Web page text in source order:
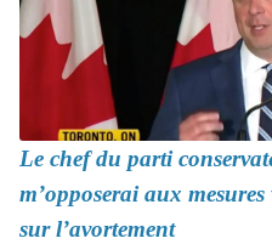
Le chef du parti
m’opposerai aux
sur l’avortement